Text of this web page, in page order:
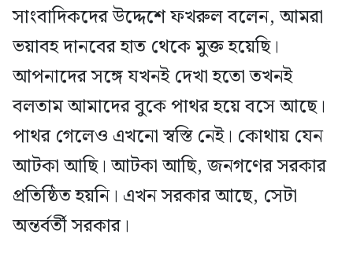
সাংবাদিকদের উদ্দেশে ফখরুল বলেন, আমরা
ভয়াবহ দানবের হাত থেকে মুক্ত হয়েছি।
আপনাদের সঙ্গে যখনই দেখা হতো তখনই
বলতাম আমাদের বুকে পাথর হয়ে বসে আছে।
পাথর গেলেও এখনো স্বস্তি নেই। কোথায় যেন
আটকা আছি। আটকা আছি, জনগণের সরকার
প্রতিষ্ঠিত হয়নি। এখন সরকার আছে, সেটা
অন্তর্বর্তী সরকার।